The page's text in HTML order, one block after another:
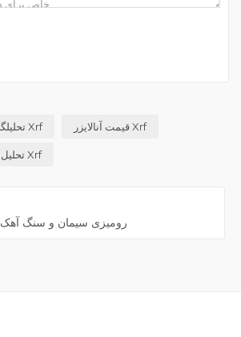
تحلیلگر Xrf قیمت آنالایزر Xrf
تحلیل Xrf
آنالایزر XRF رومیزی سیمان و سنگ آهک